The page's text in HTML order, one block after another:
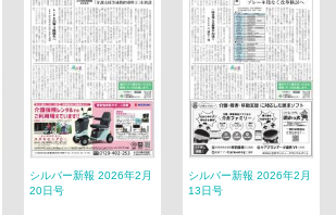
シルバー新報 2026年2月
20日号
シルバー新報 2026年2月
13日号